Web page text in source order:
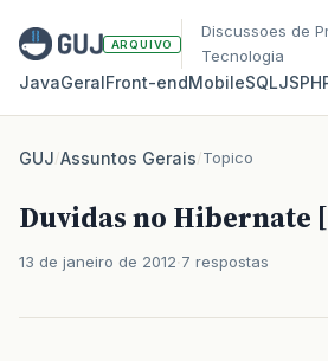
ARQUIVO
Discussoes de
Tecnologia
JavaGeralFront‑endMobileSQLJS
GUJ/Assuntos Gerais/Topico
Duvidas no Hibernate
13 de janeiro de 2012 7 respostas